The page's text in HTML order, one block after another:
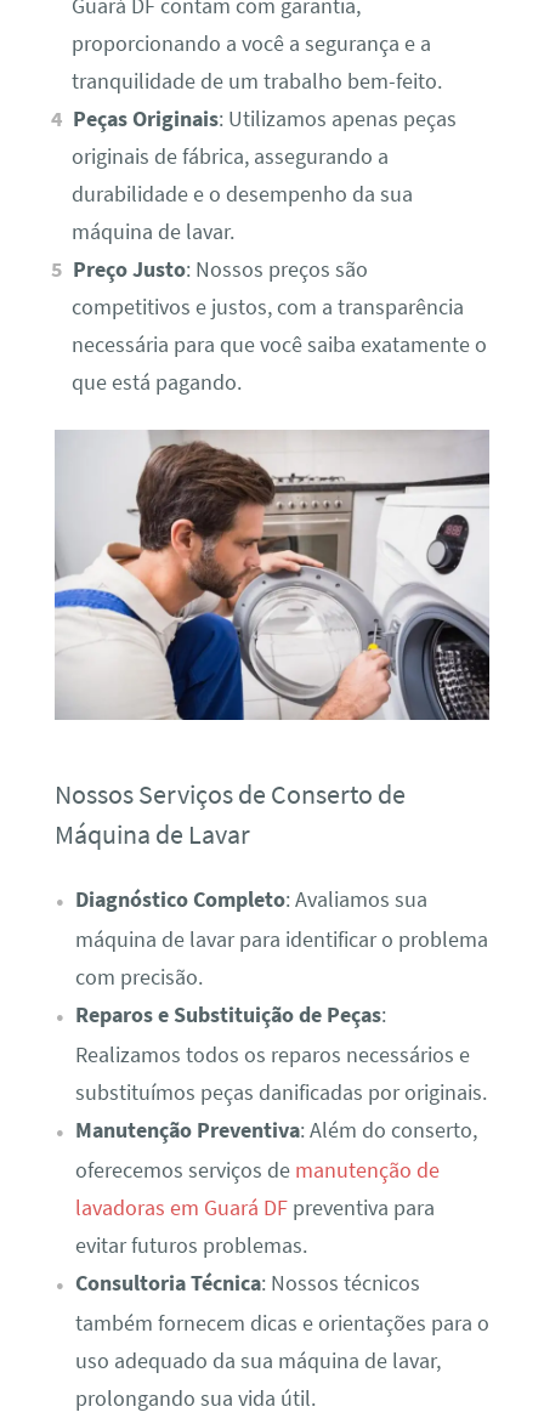
Guará DF contam com garantia,
proporcionando a você a segurança e a
tranquilidade de um trabalho bem-feito.
Peças Originais: Utilizamos apenas peças
originais de fábrica, assegurando a
durabilidade e o desempenho da sua
máquina de lavar.
Preço Justo: Nossos preços são
competitivos e justos, com a transparência
necessária para que você saiba exatamente o
que está pagando.
Nossos Serviços de Conserto de
Máquina de Lavar
Diagnóstico Completo: Avaliamos sua
máquina de lavar para identificar o problema
com precisão.
Reparos e Substituição de Peças:
Realizamos todos os reparos necessários e
substituímos peças danificadas por originais.
Manutenção Preventiva: Além do conserto,
oferecemos serviços de manutenção de
lavadoras em Guará DFpreventiva para
evitar futuros problemas.
Consultoria Técnica: Nossos técnicos
também fornecem dicas e orientações para o
uso adequado da sua máquina de lavar,
prolongando sua vida útil.